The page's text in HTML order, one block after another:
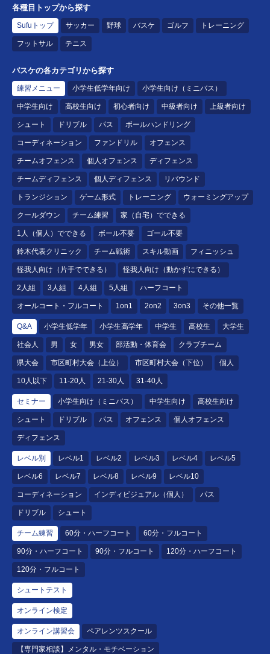
各種目トップから探す
Sufuトップ サッカー 野球 バスケ ゴルフ トレーニング
フットサル テニス
バスケの各カテゴリから探す
練習メニュー 小学生低学年向け 小学生向け（ミニバス）
中学生向け 高校生向け 初心者向け 中級者向け 上級者向け
シュート ドリブル パス ボールハンドリング
コーディネーション ファンドリル オフェンス
チームオフェンス 個人オフェンス ディフェンス
チームディフェンス 個人ディフェンス リバウンド
トランジション ゲーム形式 トレーニング ウォーミングアップ
クールダウン チーム練習 家（自宅）でできる
1人（個人）でできる ボール不要 ゴール不要
鈴木代表クリニック チーム戦術 スキル動画 フィニッシュ
怪我人向け（片手でできる） 怪我人向け（動かずにできる）
2人組 3人組 4人組 5人組 ハーフコート
オールコート・フルコート 1on1 2on2 3on3 その他一覧
Q&A 小学生低学年 小学生高学年 中学生 高校生 大学生
社会人 男 女 男女 部活動・体育会 クラブチーム
県大会 市区町村大会（上位） 市区町村大会（下位） 個人
10人以下 11-20人 21-30人 31-40人
セミナー 小学生向け（ミニバス） 中学生向け 高校生向け
シュート ドリブル パス オフェンス 個人オフェンス
ディフェンス
レベル別 レベル1 レベル2 レベル3 レベル4 レベル5
レベル6 レベル7 レベル8 レベル9 レベル10
コーディネーション インディビジュアル（個人） パス
ドリブル シュート
チーム練習 60分・ハーフコート 60分・フルコート
90分・ハーフコート 90分・フルコート 120分・ハーフコート
120分・フルコート
シュートテスト
オンライン検定
オンライン講習会 ペアレンツスクール
【専門家相談】メンタル・モチベーション